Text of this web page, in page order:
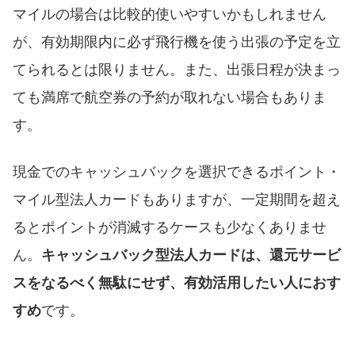
マイルの場合は比較的使いやすいかもしれません
が、有効期限内に必ず飛行機を使う出張の予定を立
てられるとは限りません。また、出張日程が決まっ
ても満席で航空券の予約が取れない場合もありま
す。
現金でのキャッシュバックを選択できるポイント・
マイル型法人カードもありますが、一定期間を超え
るとポイントが消滅するケースも少なくありませ
ん。 キャッシュバック型法人カードは、還元サービ
スをなるべく無駄にせず、有効活用したい人におす
すめです。